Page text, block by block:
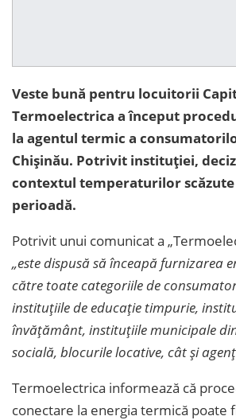
Veste bună pentru locuitorii
Termoelectrica a început
la agentul termic a
Chișinău. Potrivit instituției,
contextul temperaturilor
perioadă.
Potrivit unui comunicat a
„este dispusă să înceapă furnizarea
către toate categoriile de
instituțiile de educație timpurie,
învățământ, instituțiile municipale
socială, blocurile locative, cât și
Termoelectrica informează că
conectare la energia termică poate